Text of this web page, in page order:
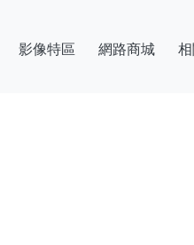
影像特區 網路商城